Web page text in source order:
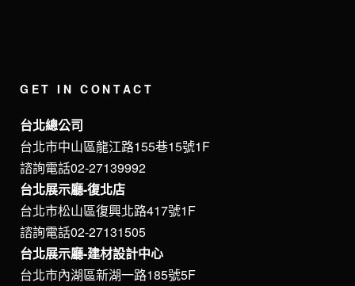
GET IN CONTACT
台北總公司
台北市中山區龍江路155巷15號1F
諮詢電話02-27139992
台北展示廳-復北店
台北市松山區復興北路417號1F
諮詢電話02-27131505
台北展示廳-建材設計中心
台北市內湖區新湖一路185號5F